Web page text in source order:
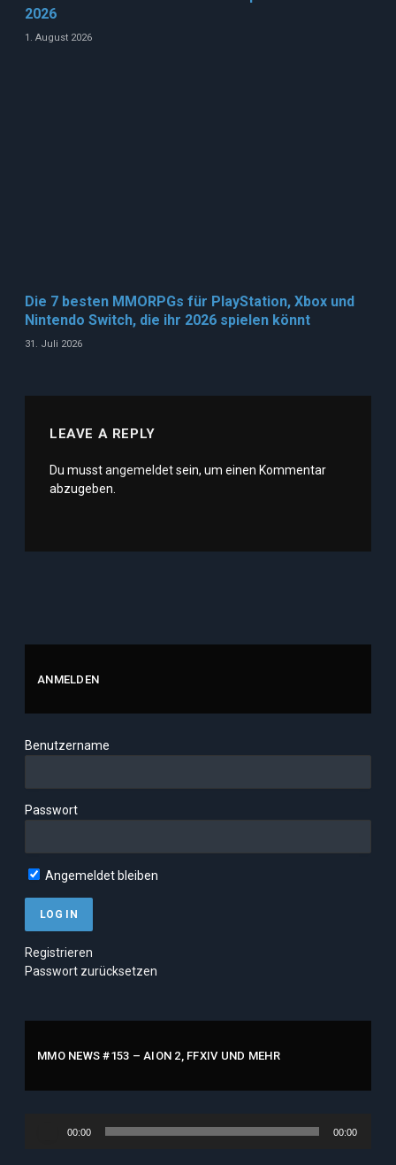
2026
1. August 2026
Die 7 besten MMORPGs für PlayStation, Xbox und
Nintendo Switch, die ihr 2026 spielen könnt
31. Juli 2026
LEAVE A REPLY
Du musstangemeldetsein, um einen Kommentar
abzugeben.
ANMELDEN
Benutzername
Passwort
Angemeldet bleiben
Registrieren
Passwort zurücksetzen
MMO NEWS #153 – AION 2, FFXIV UND MEHR
00:00 00:00